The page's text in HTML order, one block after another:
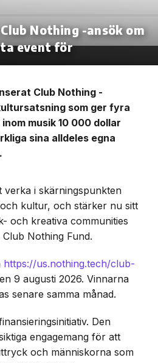
Nothing -ansök om
event för
Club Nothing -
som ger fyra
musik 10 000 dollar
sina alldeles egna
i skärningspunkten
kultur, och stärker nu sitt
och kreativa communities
Nothing Fund.
https://us.nothing.tech/club-
9 augusti 2026. Vinnarna
senare samma månad.
Den
engagemang för att
och människorna som